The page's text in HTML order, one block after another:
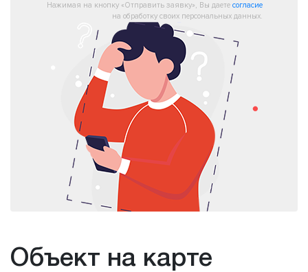
Нажимая на кнопку «Отправить заявку», Вы даете согласие
на обработку своих персональных данных.
Объект на карте